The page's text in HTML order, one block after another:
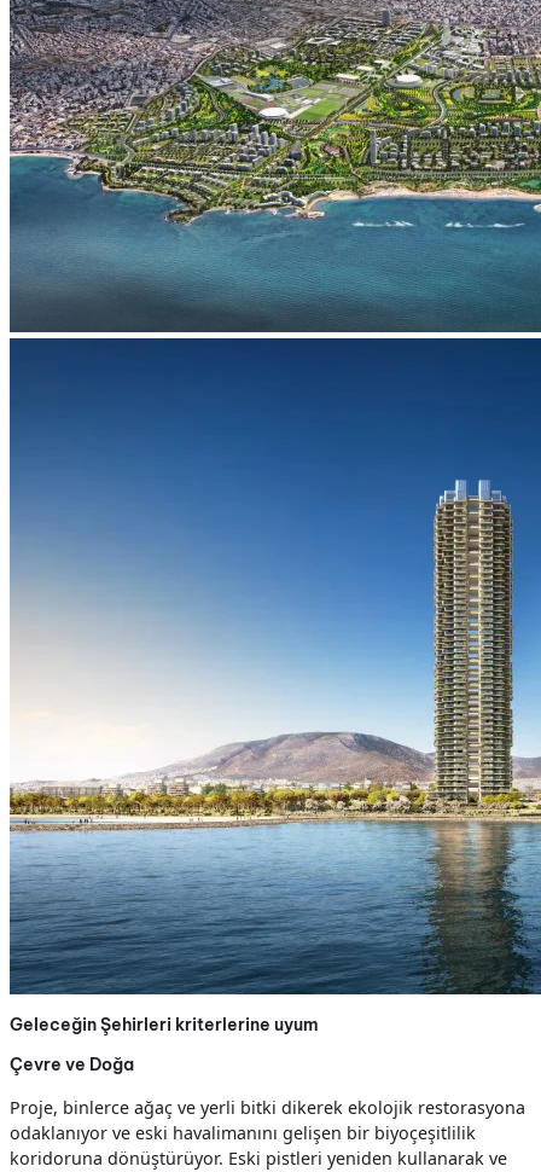
Geleceğin Şehirleri kriterlerine uyum
Çevre ve Doğa
Proje, binlerce ağaç ve yerli bitki dikerek ekolojik restorasyona
odaklanıyor ve eski havalimanını gelişen bir biyoçeşitlilik
koridoruna dönüştürüyor. Eski pistleri yeniden kullanarak ve